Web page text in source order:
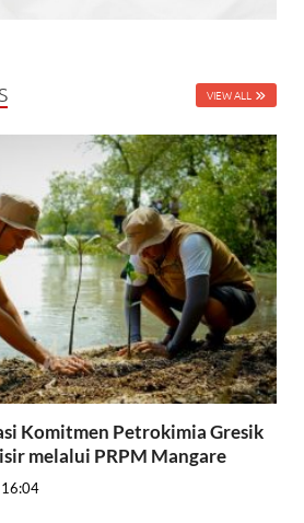
VIEW ALL
Komitmen Petrokimia Gresik
melalui PRPM Mangare
16:04